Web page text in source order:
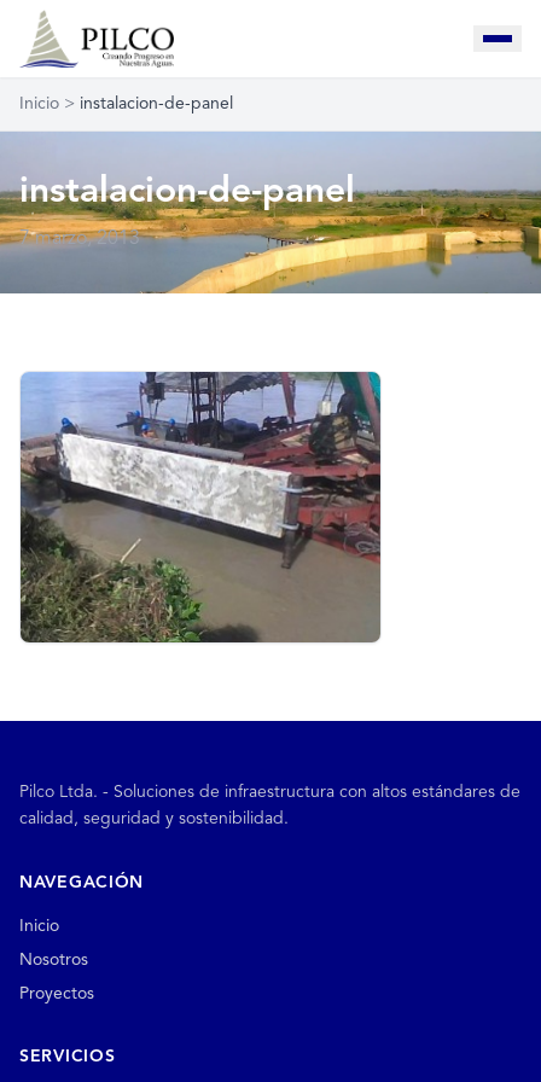
Inicio > instalacion-de-panel
instalacion-de-panel
7 marzo, 2013
Pilco Ltda. - Soluciones de infraestructura con altos estándares de
calidad, seguridad y sostenibilidad.
NAVEGACIÓN
Inicio
Nosotros
Proyectos
SERVICIOS